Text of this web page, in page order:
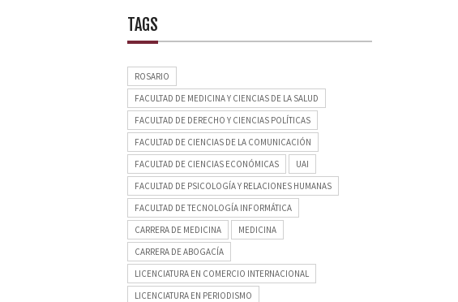
TAGS
ROSARIO
FACULTAD DE MEDICINA Y CIENCIAS DE LA SALUD
FACULTAD DE DERECHO Y CIENCIAS POLÍTICAS
FACULTAD DE CIENCIAS DE LA COMUNICACIÓN
FACULTAD DE CIENCIAS ECONÓMICAS
UAI
FACULTAD DE PSICOLOGÍA Y RELACIONES HUMANAS
FACULTAD DE TECNOLOGÍA INFORMÁTICA
CARRERA DE MEDICINA
MEDICINA
CARRERA DE ABOGACÍA
LICENCIATURA EN COMERCIO INTERNACIONAL
LICENCIATURA EN PERIODISMO